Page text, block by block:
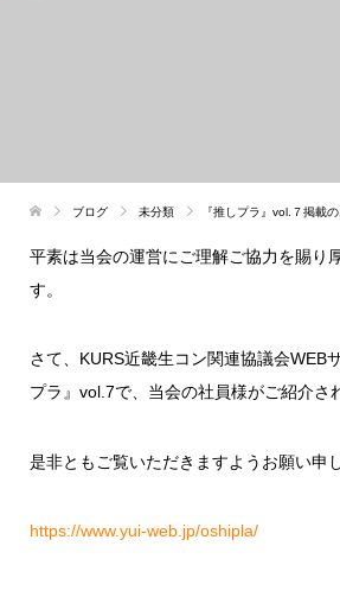
ブログ 未分類 『推しプラ』vol.７掲載
平素は当会の運営にご理解ご協力を賜り
す。
さて、KURS近畿生コン関連協議会WEB
プラ』vol.7で、当会の社員様がご紹介さ
是非ともご覧いただきますようお願い申
https://www.yui-web.jp/oshipla/